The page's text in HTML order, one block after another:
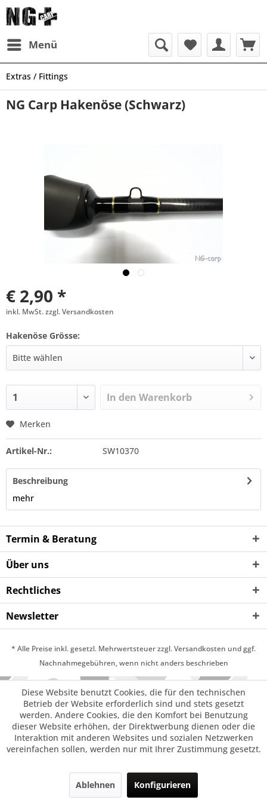
Menü
Extras / Fittings
NG Carp Hakenöse (Schwarz)
€ 2,90 *
inkl. MwSt. zzgl. Versandkosten
Hakenöse Grösse:
In den Warenkorb
Merken
Artikel-Nr.: SW10370
Beschreibung
mehr
Termin & Beratung
Über uns
Rechtliches
Newsletter
* Alle Preise inkl. gesetzl. Mehrwertsteuer zzgl. Versandkosten und ggf.
Nachnahmegebühren, wenn nicht anders beschrieben
Diese Website benutzt Cookies, die für den technischen
Betrieb der Website erforderlich sind und stets gesetzt
werden. Andere Cookies, die den Komfort bei Benutzung
dieser Website erhöhen, der Direktwerbung dienen oder die
Interaktion mit anderen Websites und sozialen Netzwerken
vereinfachen sollen, werden nur mit Ihrer Zustimmung gesetzt.
Ablehnen Konfigurieren